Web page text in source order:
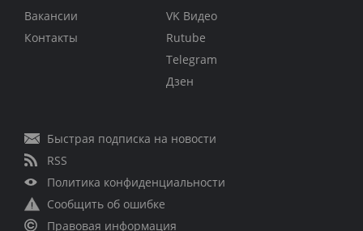
Вакансии
Контакты
VK Видео
Rutube
Telegram
Дзен
Быстрая подписка на новости
RSS
Политика конфиденциальности
Сообщить об ошибке
Правовая информация